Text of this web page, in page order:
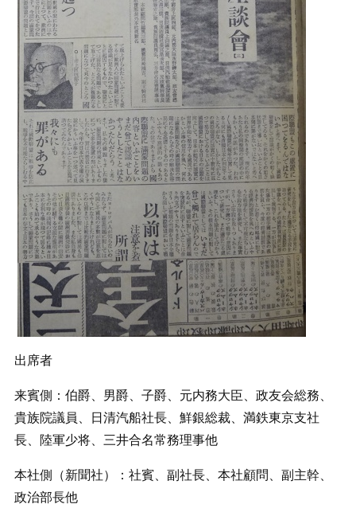
出席者
来賓側：伯爵、男爵、子爵、元内務大臣、政友会総務、
貴族院議員、日清汽船社長、鮮銀総裁、満鉄東京支社
長、陸軍少将、三井合名常務理事他
本社側（新聞社）：社賓、副社長、本社顧問、副主幹、
政治部長他